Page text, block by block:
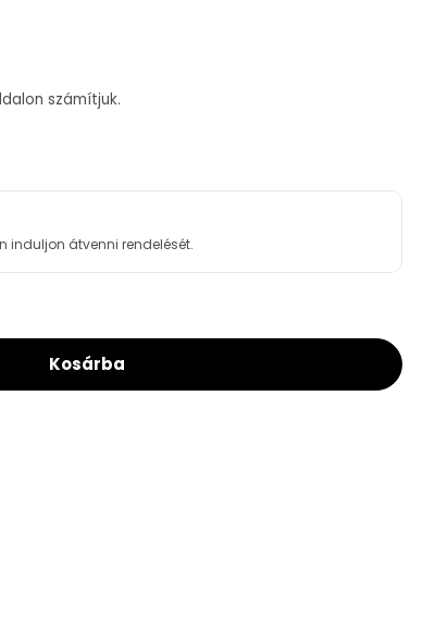
számítjuk.
induljon átvenni rendelését.
N 1/2&quot; Radiátorszelep Sarok
RA-N 1/2&quot; Radiátorszelep
Kosárba